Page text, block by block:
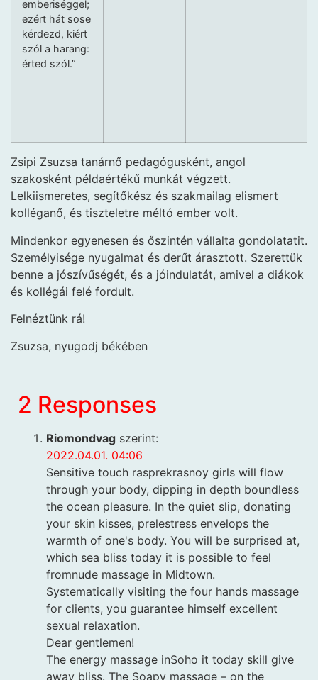
emberiséggel;
ezért hát sose
kérdezd, kiért
szól a harang:
érted szól.”
Zsipi Zsuzsa tanárnő pedagógusként, angol
szakosként példaértékű munkát végzett.
Lelkiismeretes, segítőkész és szakmailag elismert
kolléganő, és tiszteletre méltó ember volt.
Mindenkor egyenesen és őszintén vállalta gondolatatit.
Személyisége nyugalmat és derűt árasztott. Szerettük
benne a jószívűségét, és a jóindulatát, amivel a diákok
és kollégái felé fordult.
Felnéztünk rá!
Zsuzsa, nyugodj békében
2 Responses
Riomondvag szerint:
2022.04.01. 04:06
Sensitive touch rasprekrasnoy girls will flow
through your body, dipping in depth boundless
the ocean pleasure. In the quiet slip, donating
your skin kisses, prelestress envelops the
warmth of one's body. You will be surprised at,
which sea bliss today it is possible to feel
fromnude massage in Midtown.
Systematically visiting the four hands massage
for clients, you guarantee himself excellent
sexual relaxation.
Dear gentlemen!
The energy massage inSoho it today skill give
away bliss. The Soapy massage – on the